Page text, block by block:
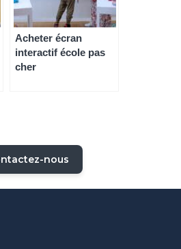
Acheter écran
interactif école pas
cher
nous